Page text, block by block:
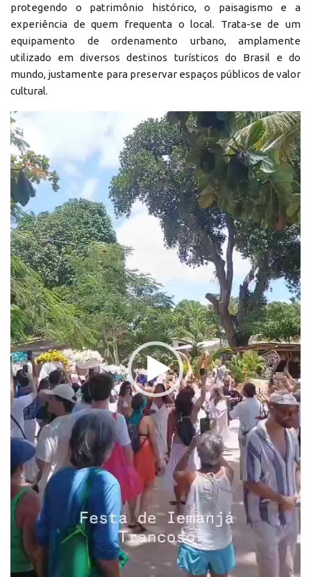
protegendo o patrimônio histórico, o paisagismo e a
experiência de quem frequenta o local. Trata-se de um
equipamento de ordenamento urbano, amplamente
utilizado em diversos destinos turísticos do Brasil e do
mundo, justamente para preservar espaços públicos de valor
cultural.
Reprodutor
de
vídeo